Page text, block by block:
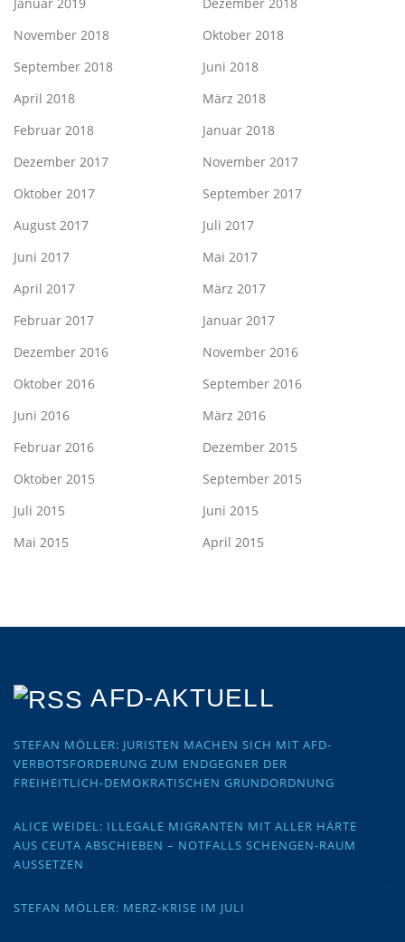
Januar 2019
Dezember 2018
November 2018
Oktober 2018
September 2018
Juni 2018
April 2018
März 2018
Februar 2018
Januar 2018
Dezember 2017
November 2017
Oktober 2017
September 2017
August 2017
Juli 2017
Juni 2017
Mai 2017
April 2017
März 2017
Februar 2017
Januar 2017
Dezember 2016
November 2016
Oktober 2016
September 2016
Juni 2016
März 2016
Februar 2016
Dezember 2015
Oktober 2015
September 2015
Juli 2015
Juni 2015
Mai 2015
April 2015
AFD-AKTUELL
STEFAN MÖLLER: JURISTEN MACHEN SICH MIT AFD-
VERBOTSFORDERUNG ZUM ENDGEGNER DER
FREIHEITLICH-DEMOKRATISCHEN GRUNDORDNUNG
ALICE WEIDEL: ILLEGALE MIGRANTEN MIT ALLER HÄRTE
AUS CEUTA ABSCHIEBEN – NOTFALLS SCHENGEN-RAUM
AUSSETZEN
STEFAN MÖLLER: MERZ-KRISE IM JULI